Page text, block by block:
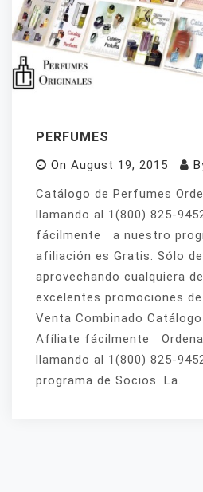
PERFUMES
On August 19, 2015
Catálogo de Perfumes
llamando al 1(800) 825-
fácilmente a nuestro
afiliación es Gratis. Sólo
aprovechando cualquiera
excelentes promociones
Venta Combinado
Afíliate fácilmente
llamando al 1(800) 825-
programa de Socios. La.